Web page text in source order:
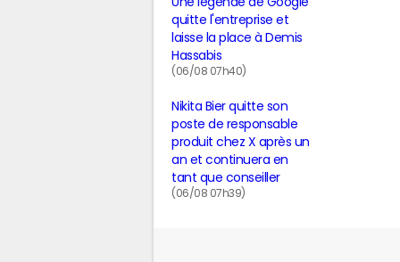
quitte l'entreprise et
laisse la place à Demis
Hassabis
(06/08 07h40)
Nikita Bier quitte son
poste de responsable
produit chez X après un
an et continuera en
tant que conseiller
(06/08 07h39)